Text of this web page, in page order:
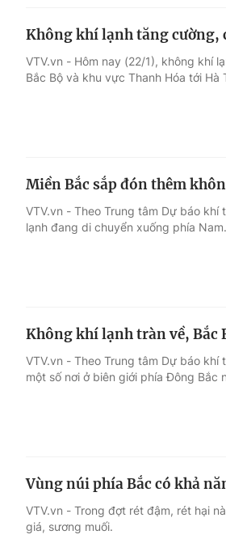
Không khí lạnh tăng cường,
VTV.vn - Hôm nay (22/1), không khí
Bắc Bộ và khu vực Thanh Hóa tới Hà
Miền Bắc sắp đón thêm
VTV.vn - Theo Trung tâm Dự báo
lạnh đang di chuyển xuống phía Nam.
Không khí lạnh tràn về, Bắc
VTV.vn - Theo Trung tâm Dự báo
một số nơi ở biên giới phía Đông Bắc
Vùng núi phía Bắc có khả
VTV.vn - Trong đợt rét đậm, rét hại
giá, sương muối.